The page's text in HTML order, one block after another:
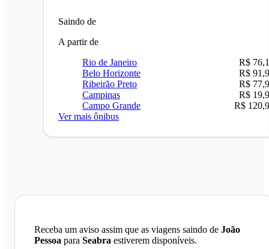
Saindo de
A partir de
Rio de Janeiro
R$
Belo Horizonte
R$
Ribeirão Preto
R$
Campinas
R$
Campo Grande
R$
Ver mais ônibus
Receba um aviso assim que as viagens saindo de João
Pessoa para Seabra estiverem disponíveis.